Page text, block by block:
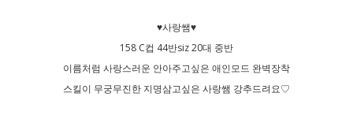
♥사랑쌤♥
158 C컵 44반siz 20대 중반
이름처럼 사랑스러운 안아주고싶은 애인모드 완벽장착
스킬이 무궁무진한 지명삼고싶은 사랑쌤 강추드려요♡